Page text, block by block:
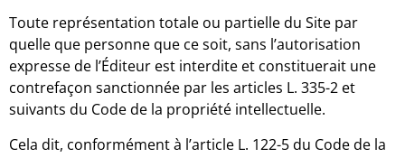
Toute représentation totale ou partielle du Site par
quelle que personne que ce soit, sans l’autorisation
expresse de l’Éditeur est interdite et constituerait une
contrefaçon sanctionnée par les articles L. 335-2 et
suivants du Code de la propriété intellectuelle.
Cela dit, conformément à l’article L. 122-5 du Code de la